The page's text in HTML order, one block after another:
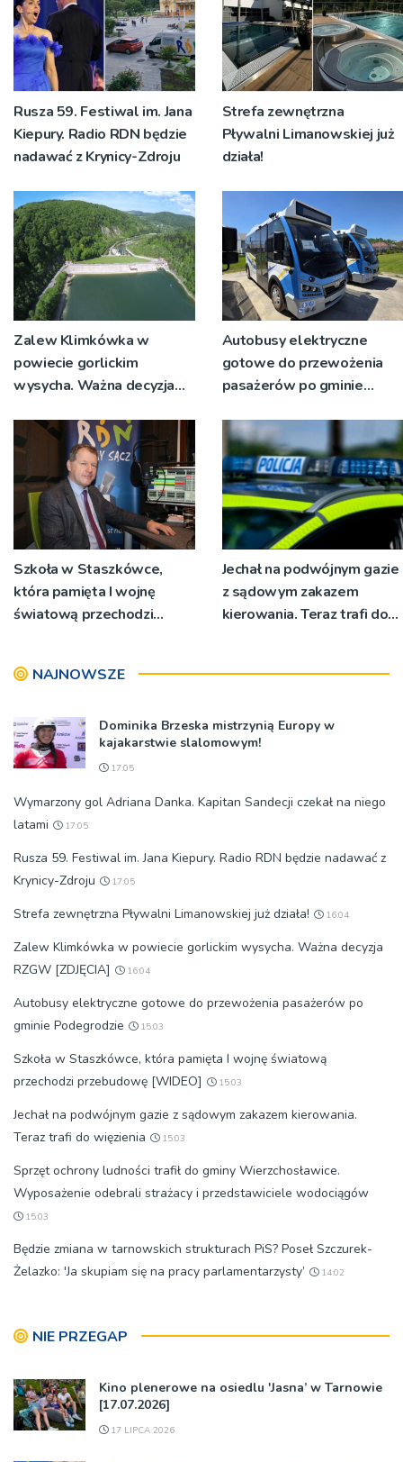
Rusza 59. Festiwal im. Jana
Kiepury. Radio RDN będzie
nadawać z Krynicy-Zdroju
Strefa zewnętrzna
Pływalni Limanowskiej już
działa!
Zalew Klimkówka w
powiecie gorlickim
wysycha. Ważna decyzja
Autobusy elektryczne
gotowe do przewożenia
pasażerów po gminie
Szkoła w Staszkówce,
która pamięta I wojnę
światową przechodzi
Jechał na podwójnym gazie
z sądowym zakazem
kierowania. Teraz trafi do
NAJNOWSZE
Dominika Brzeska mistrzynią Europy w
kajakarstwie slalomowym!
17:05
Wymarzony gol Adriana Danka. Kapitan Sandecji czekał na niego
latami
17:05
Rusza 59. Festiwal im. Jana Kiepury. Radio RDN będzie nadawać z
Krynicy-Zdroju
17:05
Strefa zewnętrzna Pływalni Limanowskiej już działa! 16:04
Zalew Klimkówka w powiecie gorlickim wysycha. Ważna decyzja
RZGW [ZDJĘCIA]
16:04
Autobusy elektryczne gotowe do przewożenia pasażerów po
gminie Podegrodzie
15:03
Szkoła w Staszkówce, która pamięta I wojnę światową
przechodzi przebudowę [WIDEO]
15:03
Jechał na podwójnym gazie z sądowym zakazem kierowania.
Teraz trafi do więzienia
15:03
Sprzęt ochrony ludności trafił do gminy Wierzchosławice.
Wyposażenie odebrali strażacy i przedstawiciele wodociągów
15:03
Będzie zmiana w tarnowskich strukturach PiS? Poseł Szczurek-
Żelazko: 'Ja skupiam się na pracy parlamentarzysty’
14:02
NIE PRZEGAP
Kino plenerowe na osiedlu 'Jasna’ w Tarnowie
[17.07.2026]
17 LIPCA 2026